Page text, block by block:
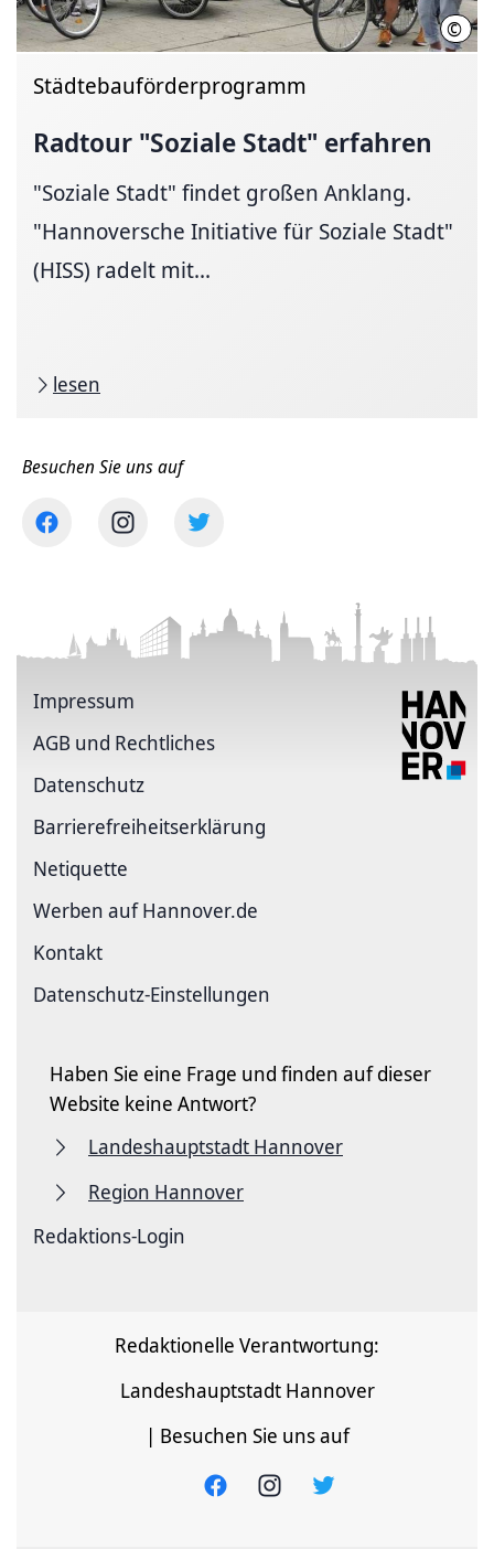
©
Städtebauförderprogramm
Radtour "Soziale Stadt" erfahren
"Soziale Stadt" findet großen Anklang.
"Hannoversche Initiative für Soziale Stadt"
(HISS) radelt mit...
lesen
Besuchen Sie uns auf
Impressum
AGB und Rechtliches
Datenschutz
Barriere­freiheits­erklärung
Netiquette
Werben auf Hannover.de
Kontakt
Datenschutz-Einstellungen
Haben Sie eine Frage und finden auf dieser
Website keine Antwort?
Landeshauptstadt Hannover
Region Hannover
Redaktions-Login
Redaktionelle Verantwortung:
Landeshauptstadt Hannover
| Besuchen Sie uns auf